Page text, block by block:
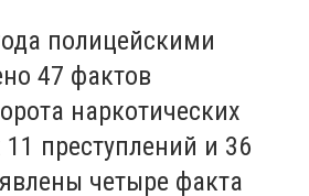
полицейскими
47 фактов
наркотических
преступлений и 36
четыре факта